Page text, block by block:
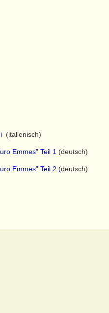
(italienisch)
Emmes” Teil 1(deutsch)
Emmes” Teil 2 (deutsch)